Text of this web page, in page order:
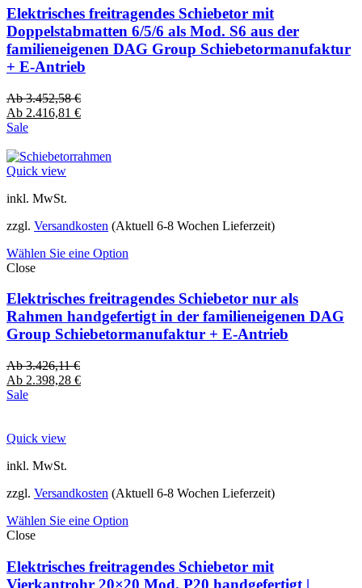
Elektrisches freitragendes Schiebetor mit
Doppelstabmatten 6/5/6 als Mod. S6 aus der
familieneigenen DAG Group Schiebetormanufaktur
+ E-Antrieb
Ab3.452,58€
Ab 2.416,81 €
Sale
Quick view
inkl. MwSt.
zzgl. Versandkosten (Aktuell 6-8 Wochen Lieferzeit)
Wählen Sie eine Option
Close
Elektrisches freitragendes Schiebetor nur als
Rahmen handgefertigt in der familieneigenen DAG
Group Schiebetormanufaktur + E-Antrieb
Ab3.426,11€
Ab 2.398,28 €
Sale
Quick view
inkl. MwSt.
zzgl. Versandkosten (Aktuell 6-8 Wochen Lieferzeit)
Wählen Sie eine Option
Close
Elektrisches freitragendes Schiebetor mit
Vierkantrohr 20×20 Mod. P20 handgefertigt |